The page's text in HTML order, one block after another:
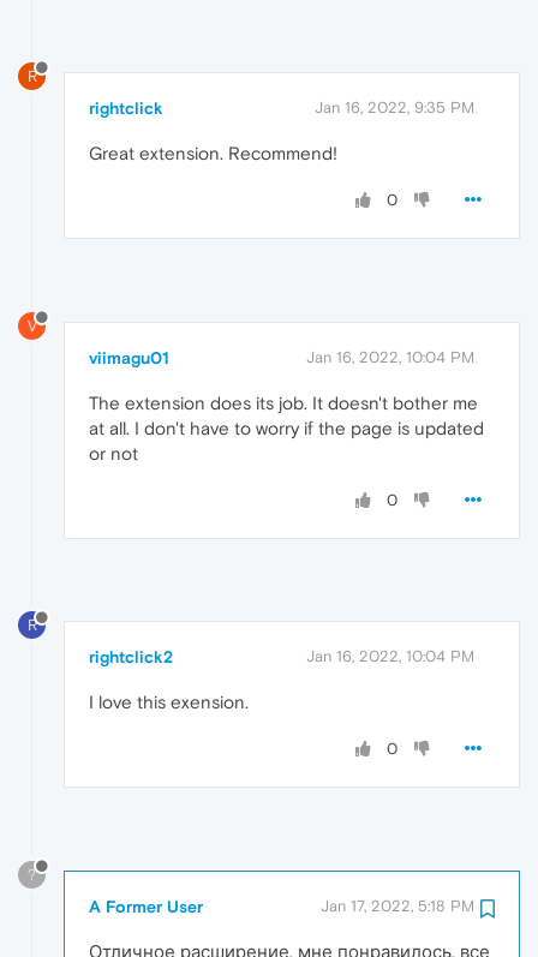
R
rightclick Jan 16, 2022, 9:35 PM
Great extension. Recommend!
0
V
viimagu01 Jan 16, 2022, 10:04 PM
The extension does its job. It doesn't bother me
at all. I don't have to worry if the page is updated
or not
0
R
rightclick2 Jan 16, 2022, 10:04 PM
I love this exension.
0
?
A Former User Jan 17, 2022, 5:18 PM
Отличное расширение, мне понравилось, все